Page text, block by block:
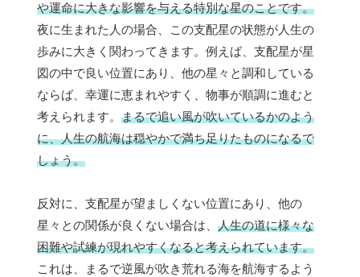
や運命に大きな影響を与える特別な星のことです。
夜に生まれた人の場合、この支配星の状態が人生の
歩みに大きく関わってきます。例えば、支配星が星
図の中で良い位置にあり、他の星々と調和している
ならば、幸運に恵まれやすく、物事が順調に進むと
考えられます。 まるで追い風が吹いているかのよう
に、人生の航海は穏やかで満ち足りたものになるで
しょう。
反対に、支配星が望ましくない位置にあり、他の
星々との関係が良くない場合は、 人生の道に様々な
困難や試練が現れやすくなると考えられています。
これは、まるで逆風が吹き荒れる海を航海するよう